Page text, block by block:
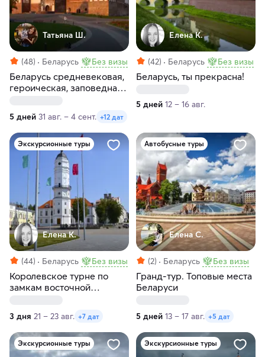
Татьяна Ш.
(48) Беларусь Без визы
Беларусь средневековая,
героическая, заповедная
5 дней 31 авг. – 4 сент. +12 дат
Елена К.
(42) Беларусь Без визы
Беларусь, ты прекрасна!
5 дней 12 – 16 авг.
Экскурсионные туры
Елена К.
(44) Беларусь Без визы
Королевское турне по
замкам восточной
3 дня 21 – 23 авг. +7 дат
Автобусные туры
Елена С.
(2) Беларусь Без визы
Гранд-тур. Топовые места
Беларуси
5 дней 13 – 17 авг. +5 дат
Экскурсионные туры Экскурсионные туры